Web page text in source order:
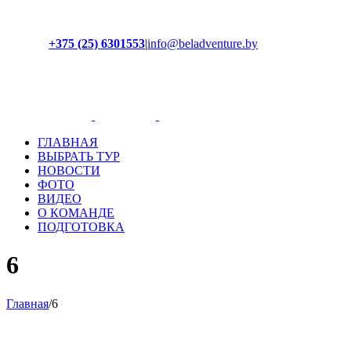
+375 (25) 6301553|info@beladventure.by
ГЛАВНАЯ
ВЫБРАТЬ ТУР
НОВОСТИ
ФОТО
ВИДЕО
О КОМАНДЕ
ПОДГОТОВКА
6
Главная/6